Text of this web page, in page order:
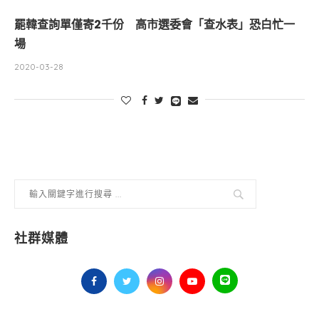
罷韓查詢單僅寄2千份 高市選委會「查水表」恐白忙一
場
2020-03-28
社群媒體